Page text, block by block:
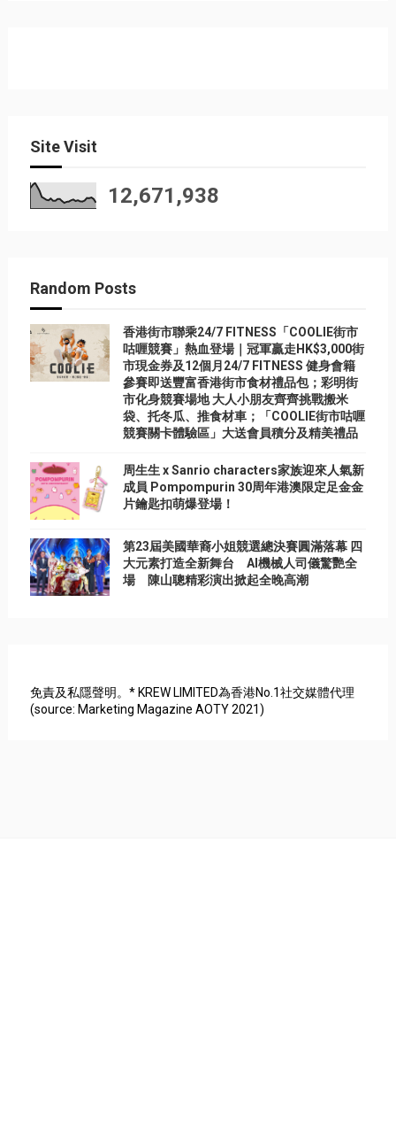
Site Visit
12,671,938
Random Posts
香港街市聯乘24/7 FITNESS「COOLIE街市
咕喱競賽」熱血登場｜冠軍贏走HK$3,000街
市現金券及12個月24/7 FITNESS 健身會籍
參賽即送豐富香港街市食材禮品包；彩明街
市化身競賽場地 大人小朋友齊齊挑戰搬米
袋、托冬瓜、推食材車；「COOLIE街市咕喱
競賽關卡體驗區」大送會員積分及精美禮品
周生生 x Sanrio characters家族迎來人氣新
成員 Pompompurin 30周年港澳限定足金金
片鑰匙扣萌爆登場！
第23屆美國華裔小姐競選總決賽圓滿落幕 四
大元素打造全新舞台 AI機械人司儀驚艷全
場 陳山聰精彩演出掀起全晚高潮
免責及私隱聲明。* KREW LIMITED為香港No.1社交媒體代理
(source: Marketing Magazine AOTY 2021)